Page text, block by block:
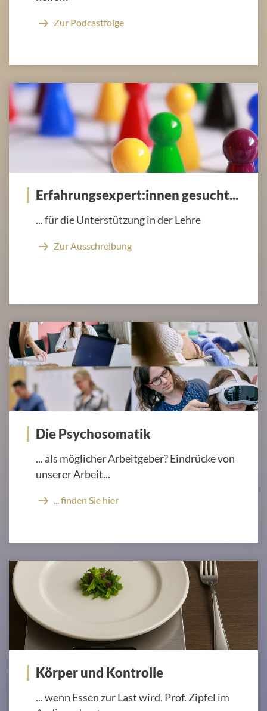
Zur Podcastfolge
Erfahrungsexpert:innen gesucht...
... für die Unterstützung in der Lehre
Zur Ausschreibung
Die Psychosomatik
... als möglicher Arbeitgeber? Eindrücke von
unserer Arbeit...
... finden Sie hier
Körper und Kontrolle
... wenn Essen zur Last wird. Prof. Zipfel im